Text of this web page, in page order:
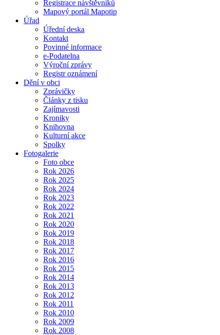
Registrace návštěvníků
Mapový portál Mapotip
Úřad
Úřední deska
Kontakt
Povinné informace
e-Podatelna
Výroční zprávy
Registr oznámení
Dění v obci
Zprávičky
Články z tisku
Zajímavosti
Kroniky
Knihovna
Kulturní akce
Spolky
Fotogalerie
Foto obce
Rok 2026
Rok 2025
Rok 2024
Rok 2023
Rok 2022
Rok 2021
Rok 2020
Rok 2019
Rok 2018
Rok 2017
Rok 2016
Rok 2015
Rok 2014
Rok 2013
Rok 2012
Rok 2011
Rok 2010
Rok 2009
Rok 2008